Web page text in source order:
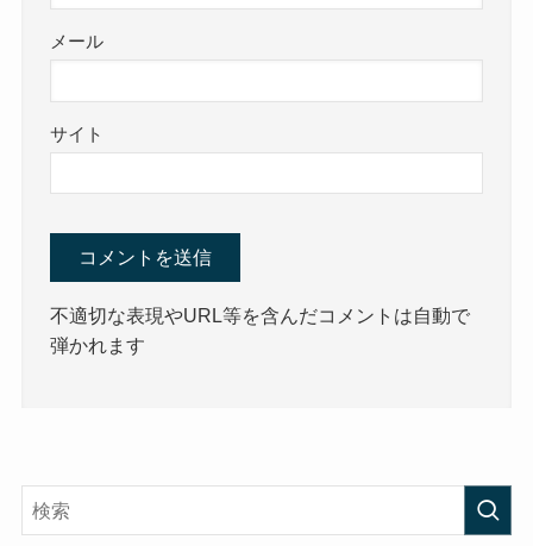
メール
サイト
不適切な表現やURL等を含んだコメントは自動で
弾かれます